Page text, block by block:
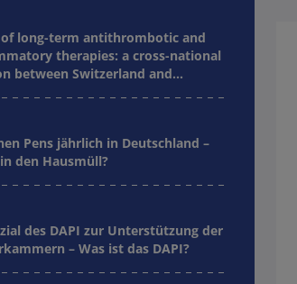
of long-term antithrombotic and
therapies: a cross-national
between Switzerland and
Pens jährlich in Deutschland –
den Hausmüll?
des DAPI zur Unterstützung der
– Was ist das DAPI?